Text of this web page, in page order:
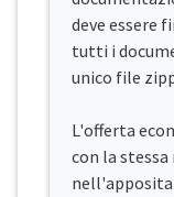
deve essere
tutti i
unico file
L'offerta
con la
nell'apposita